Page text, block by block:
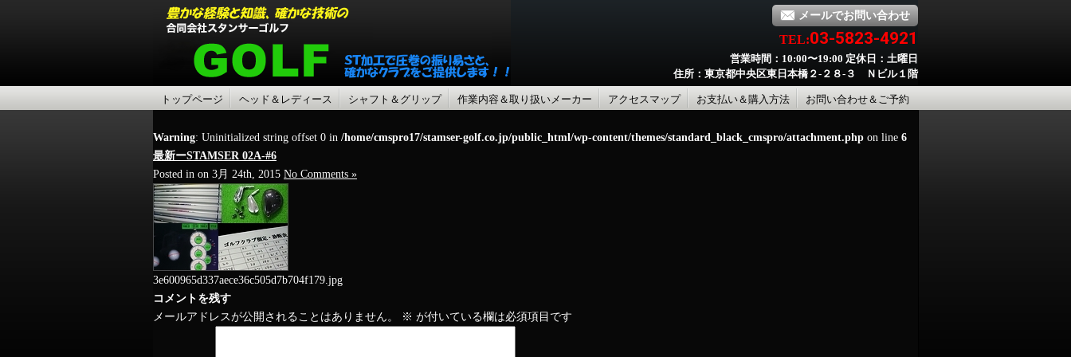
メールでお問い合わせ
TEL:03-5823-4921
営業時間：10:00〜19:00 定休日：土曜日
住所：東京都中央区東日本橋２-２８-３ Ｎビル１階
トップページ ヘッド＆レディース シャフト＆グリップ 作業内容＆取り扱いメーカー アクセスマップ お支払い＆購入方法 お問い合わせ＆ご予約
Warning: Uninitialized string offset 0 in /home/cmspro17/stamser-golf.co.jp/public_html/wp-content/themes/standard_black_cmspro/attachment.php on line 6
最新ーSTAMSER 02A-#6
Posted in on 3月 24th, 2015 No Comments »
3e600965d337aece36c505d7b704f179.jpg
コメントを残す
メールアドレスが公開されることはありません。
※ が付いている欄は必須項目です